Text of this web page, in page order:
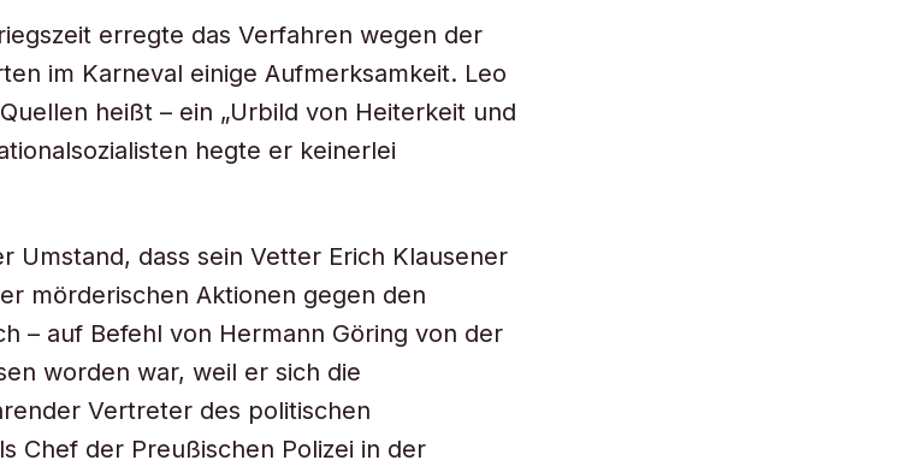
erregte das Verfahren wegen der
im Karneval einige Aufmerksamkeit. Leo
heißt – ein „Urbild von Heiterkeit und
hegte er keinerlei
Umstand, dass sein Vetter Erich Klausener
mörderischen Aktionen gegen den
– auf Befehl von Hermann Göring von der
worden war, weil er sich die
Vertreter des politischen
Chef der Preußischen Polizei in der